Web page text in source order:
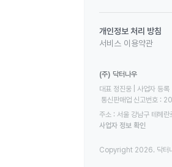
개인정보 처리 방침
서비스 이용약관
(주) 닥터나우
대표 정진웅 | 사업자
통신판매업 신고번호
주소 : 서울 강남구 테헤
사업자 정보 확인
Copyright 2026. 닥터